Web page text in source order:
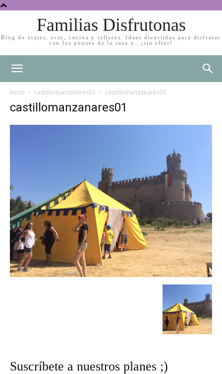
Familias Disfrutonas
Blog de viajes, ocio, cocina y talleres. Ideas divertidas para disfrutar
con los peques de la casa y…¡sin ellos!
Inicio castillomanzanares01 castillomanzanares01
castillomanzanares01
Suscríbete a nuestros planes ;)